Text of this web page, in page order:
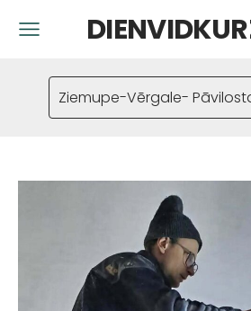
Ziemupe-Vērgale-